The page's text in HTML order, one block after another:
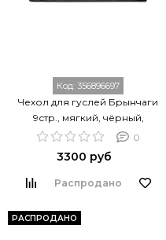
Код: 356896697
Чехол для гуслей Брынчаги
9стр., мягкий, чёрный,
Гусельник GU-00.02.09.00000
0
3300 руб
Распродано
РАСПРОДАНО